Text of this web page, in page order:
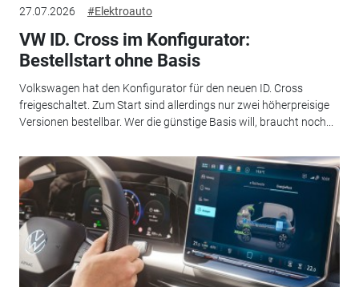
27.07.2026 #Elektroauto
VW ID. Cross im Konfigurator:
Bestellstart ohne Basis
Volkswagen hat den Konfigurator für den neuen ID. Cross
freigeschaltet. Zum Start sind allerdings nur zwei höherpreisige
Versionen bestellbar. Wer die günstige Basis will, braucht noch...